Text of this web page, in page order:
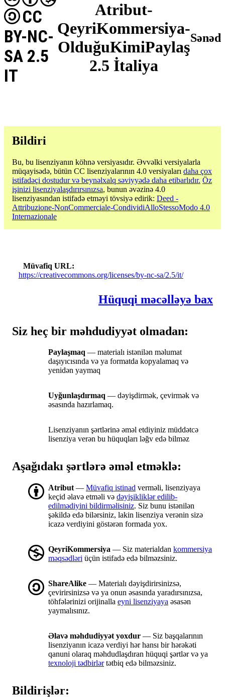
Atribut-
QeyriKommersiya-
OlduğuKimiPaylaş
2.5 İtaliya
CC
BY-NC-
SA 2.5
IT
Sənəd
Bildiri
Bu, bu lisenziyanın köhnə versiyasıdır. Əvvəlki versiyalarla
müqayisədə, bütün CC lisenziyalarının 4.0 versiyaları daha çox
istifadəçi dostudur və beynəlxalq səviyyədə daha etibarlıdır. Öz
işinizi lisenziyalaşdırırsınızsa, bunun əvəzinə 4.0
lisenziyasından istifadə etməyi tövsiyə edirik: Deed -
Attribuzione-NonCommerciale-CondividiAlloStessoModo 4.0
Internazionale
Müvafiq URL
https://creativecommons.org/licenses/by-nc-sa/2.5/it/
Hüquqi məcəlləyə bax
Siz heç bir məhdudiyyət olmadan:
Paylaşmaq — materialı istənilən məlumat
daşıyıcısında və ya formatda kopyalamaq və
yenidən yaymaq
Uyğunlaşdırmaq — dəyişdirmək, çevirmək və
əsasında hazırlamaq.
Lisenziyanın şərtlərinə əməl etdiyiniz müddətcə
lisenziya verən bu hüquqları ləğv edə bilməz
Aşağıdakı şərtlərə əməl etməklə:
Atribut — Müvafiq istinad verməli, lisenziyaya
keçid əlavə etməli və dəyişikliklər edilib-
edilmədiyini bildirməlisiniz. Siz bunu istənilən
şəkildə edə bilərsiniz, lakin lisenziya verənin sizə
icazə verdiyini göstərən formada yox.
QeyriKommersiya — Siz materialdan kommersiya
məqsədləri üçün istifadə edə bilməzsiniz.
ShareAlike — Materialı dəyişdirirsinizsə,
çevirirsinizsə və ya onun əsasında yaradırsınızsa,
töhfələrinizi orijinalla eyni lisenziyaya əsasən
yaymalısınız.
Əlavə məhdudiyyət yoxdur — Siz başqalarının
lisenziyanın icazə verdiyi hər hansı bir hərəkəti
qanuni olaraq məhdudlaşdıran hüquqi şərtlər və ya
texnoloji tədbirlərtətbiq edə bilməzsiniz.
Bildirişlər: